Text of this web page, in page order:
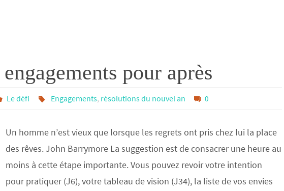
pour après
Le défi Engagements, résolutions du nouvel an 0
Un homme n’est vieux que lorsque les regrets ont pris chez lui la place
des rêves. John Barrymore La suggestion est de consacrer une heure au
moins à cette étape importante. Vous pouvez revoir votre intention
pour pratiquer (J6), votre tableau de vision (J34), la liste de vos envies